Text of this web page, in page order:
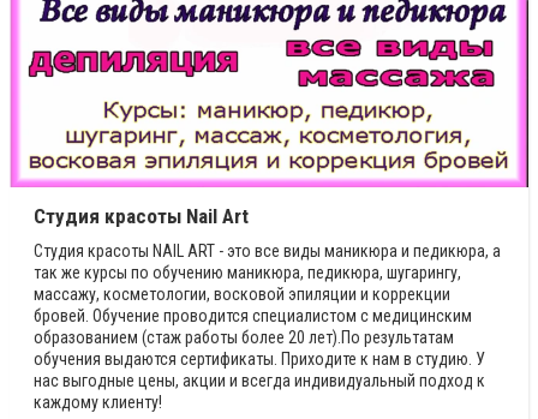
Студия красоты Nail Art
Студия красоты NAIL ART - это все виды маникюра и педикюра, а
так же курсы по обучению маникюра, педикюра, шугарингу,
массажу, косметологии, восковой эпиляции и коррекции
бровей. Обучение проводится специалистом с медицинским
образованием (стаж работы более 20 лет).По результатам
обучения выдаются сертификаты. Приходите к нам в студию. У
нас выгодные цены, акции и всегда индивидуальный подход к
каждому клиенту!